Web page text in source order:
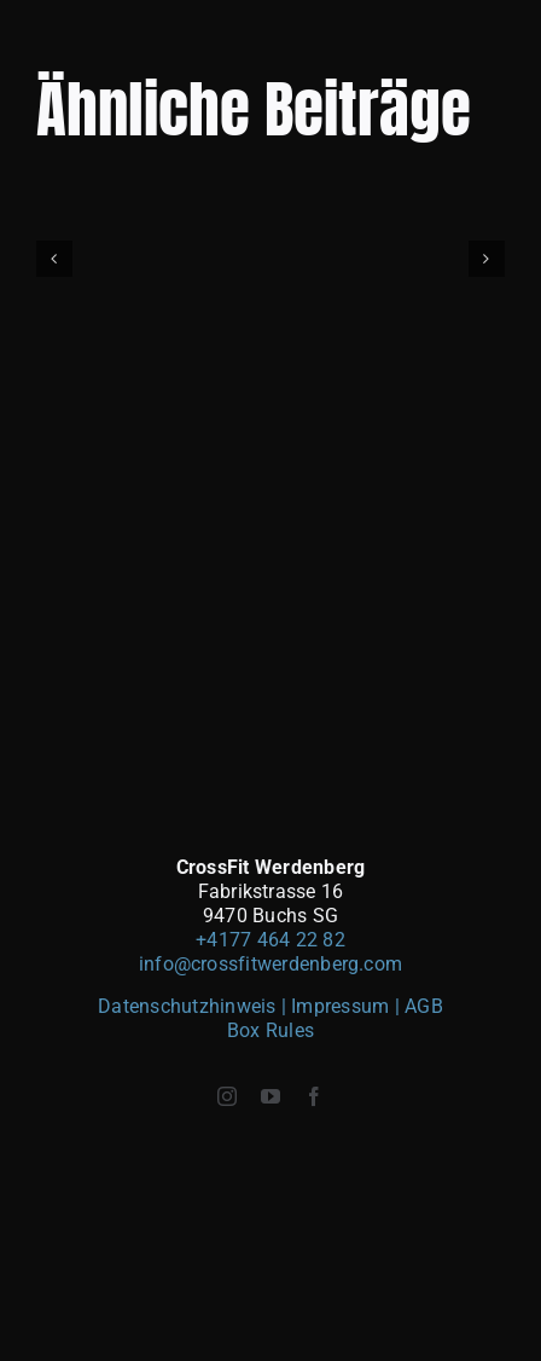
Ähnliche Beiträge
CrossFit Werdenberg
Fabrikstrasse 16
9470 Buchs SG
+4177 464 22 82
info@crossfitwerdenberg.com
Datenschutzhinweis | Impressum
| AGB
Box Rules